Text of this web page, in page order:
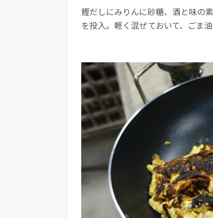
鰹だしにみりんに砂糖、酒と味の
を投入。軽く混ぜておいて、ごま